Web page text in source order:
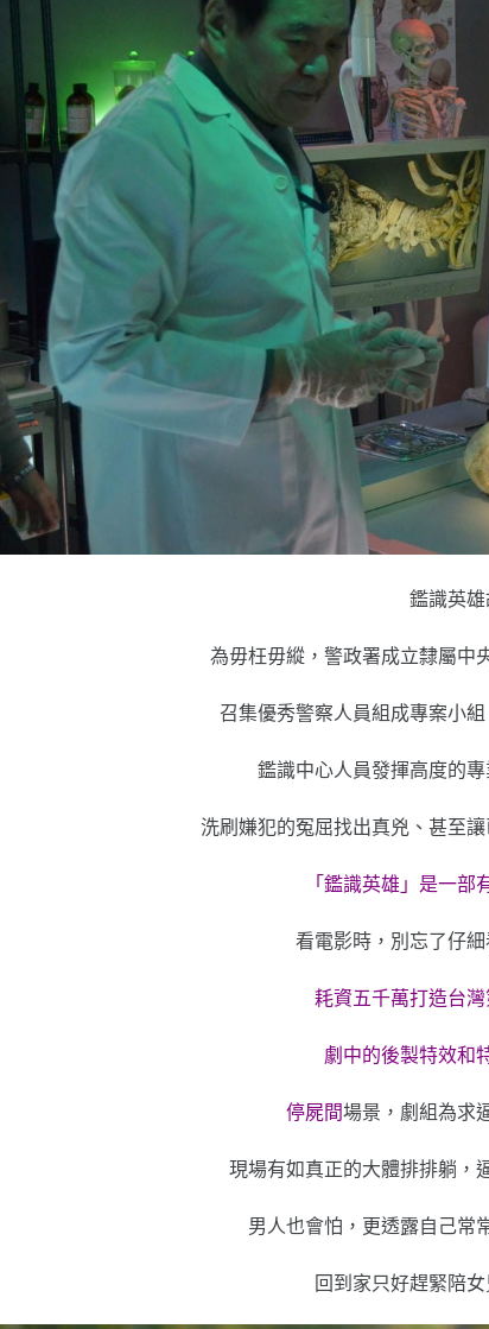
鑑識英雄
為毋枉毋縱，警政署成立隸屬中
召集優秀警察人員組成專案小
鑑識中心人員發揮高度的
洗刷嫌犯的冤屈找出真兇、甚至
「鑑識英雄」是一部
看電影時，別忘了仔
耗資五千萬打造台
劇中的後製特效和
停屍間場景，劇組為求
現場有如真正的大體排排躺，
男人也會怕，更透露自己常
回到家只好趕緊陪